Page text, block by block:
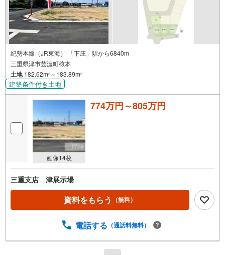
紀勢本線（JR東海） 「下庄」駅から6840m
三重県津市芸濃町椋本
土地182.62m2 ～183.89m2
建築条件付き土地
画像14枚
774万円～805万円
三重支店 津展示場
資料をもらう （無料）
電話する （通話料無料）